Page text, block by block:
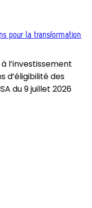
pour la transformation
l’investissement
d’éligibilité des
du 9 juillet 2026